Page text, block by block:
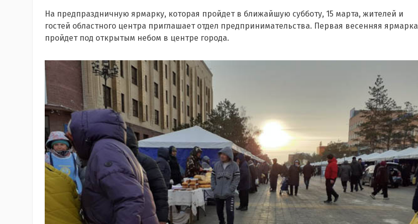
На предпраздничную ярмарку, которая пройдет в ближайшую субботу, 15 марта, жителей и
гостей областного центра приглашает отдел предпринимательства. Первая весенняя ярмарка
пройдет под открытым небом в центре города.